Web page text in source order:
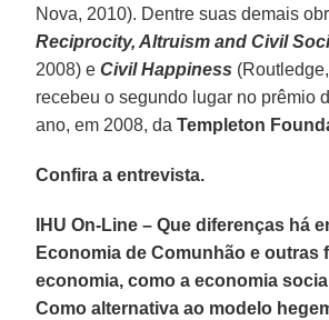
Nova, 2010). Dentre suas demais
Reciprocity, Altruism and Civil
2008) eCivil Happiness
recebeu o segundo lugar no prêmio
ano, em 2008, daTempleton
Confira a entrevista.
IHU On-Line – Que diferenças há
Economia de Comunhão e outras
economia, como a economia
Como alternativa ao modelo